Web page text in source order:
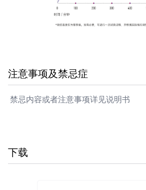
注意事项及禁忌症
禁忌内容或者注意事项详见说明书
下载